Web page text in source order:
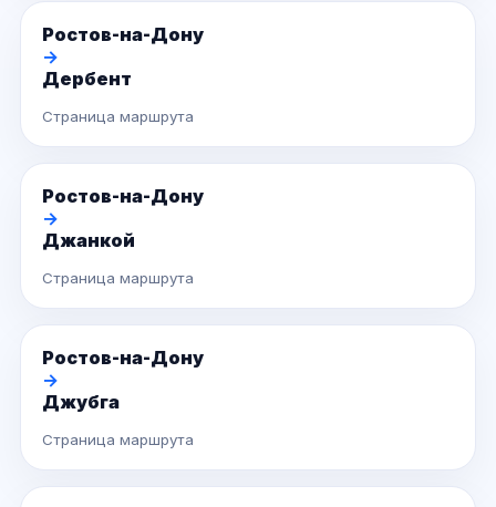
Ростов-на-Дону
→
Дербент
Страница маршрута
Ростов-на-Дону
→
Джанкой
Страница маршрута
Ростов-на-Дону
→
Джубга
Страница маршрута